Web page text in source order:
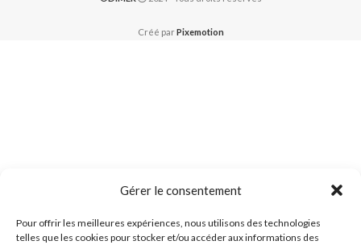
Gérer le consentement
Pour offrir les meilleures expériences, nous utilisons des technologies
telles que les cookies pour stocker et/ou accéder aux informations des
Créé parPixemotion